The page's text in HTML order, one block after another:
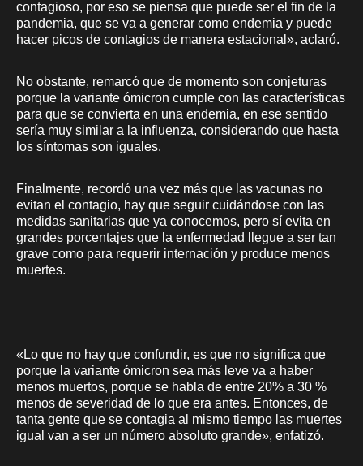
contagioso, por eso se piensa que puede ser el fin de la
pandemia, que se va a generar como endemia y puede
hacer picos de contagios de manera estacional», aclaró.
No obstante, remarcó que de momento son conjeturas
porque la variante ómicron cumple con las características
para que se convierta en una endemia, en ese sentido
sería muy similar a la influenza, considerando que hasta
los síntomas son iguales.
Finalmente, recordó una vez más que las vacunas no
evitan el contagio, hay que seguir cuidándose con las
medidas sanitarias que ya conocemos, pero sí evita en
grandes porcentajes que la enfermedad llegue a ser tan
grave como para requerir internación y produce menos
muertes.
«Lo que no hay que confundir, es que no significa que
porque la variante ómicron sea más leve va a haber
menos muertos, porque se habla de entre 20% a 30 %
menos de severidad de lo que era antes. Entonces, de
tanta gente que se contagia al mismo tiempo las muertes
igual van a ser un número absoluto grande», enfatizó.